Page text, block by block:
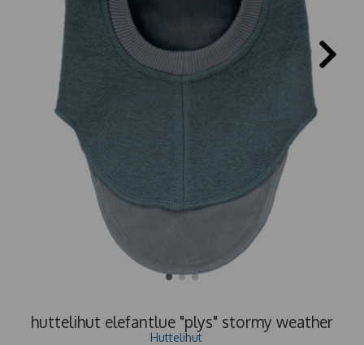
huttelihut elefantlue "plys" stormy weather
Huttelihut